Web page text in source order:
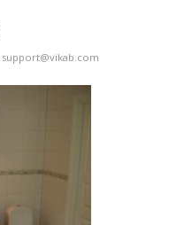
support@vikab.com